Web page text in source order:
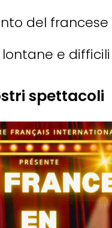
del
e
spettacoli